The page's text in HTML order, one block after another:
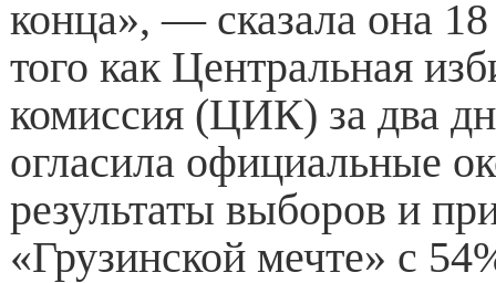
конца», — сказала она
того как Центральная
комиссия (ЦИК) за два
огласила официальные
результаты выборов и
«Грузинской мечте» с